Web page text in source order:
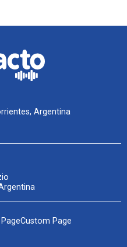
Argentina
Custom Page